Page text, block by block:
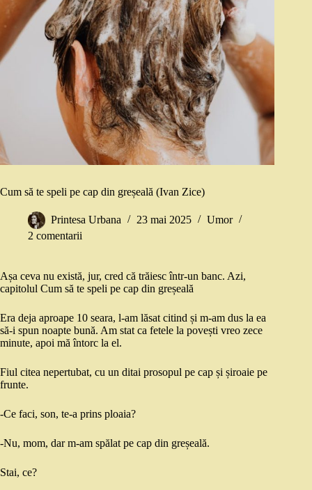
Cum să te speli pe cap din greșeală (Ivan Zice)
Printesa Urbana 23 mai 2025
Umor
2 comentarii
Așa ceva nu există, jur, cred că trăiesc într-un banc. Azi,
capitolul Cum să te speli pe cap din greșeală
Era deja aproape 10 seara, l-am lăsat citind și m-am dus la ea
să-i spun noapte bună. Am stat ca fetele la povești vreo zece
minute, apoi mă întorc la el.
Fiul citea nepertubat, cu un ditai prosopul pe cap și șiroaie pe
frunte.
-Ce faci, son, te-a prins ploaia?
-Nu, mom, dar m-am spălat pe cap din greșeală.
Stai, ce?